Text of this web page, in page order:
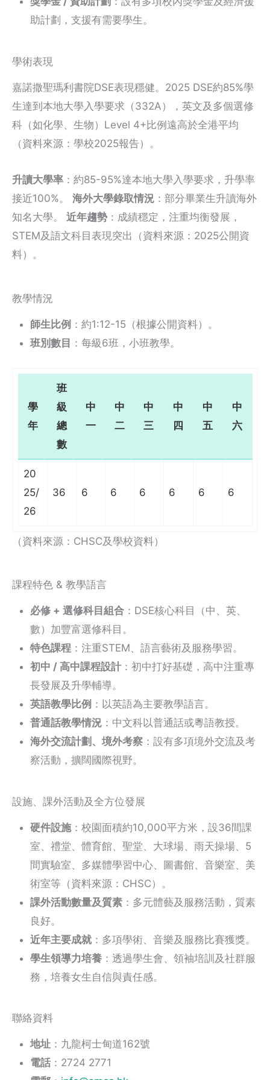
助計劃，支援有需要學生。
學術表現
嘉諾撒聖瑪利書院DSE表現穩健。2025 DSE約85%學
生達到本地大學入學要求（332A），英文及多個選修
科（如化學、生物）Level 4+比例遠高於全港平均
（資料來源：學校2025報告）。
升讀大學率 ：約85-95%達本地大學入學要求，升學率
接近100%。 海外大學錄取情況 ：部分畢業生升讀海外
知名大學。 近年趨勢 ：成績穩定，注重均衡發展，
STEM及語文科目表現突出（資料來源：2025公開資
料）。
教學情況
師生比例 ：約1:12-15（根據公開資料）。
班別數目 ：每級6班，小班教學。
學
年
班
級
總
數
中
一
中
二
中
三
中
四
中
五
中
六
20
25/
26
36 6 6 6 6 6 6
（資料來源：CHSC及學校資料）
課程特色 & 教學語言
必修 + 選修科目組合 ：DSE核心科目（中、英、
數）加豐富選修科目。
特色課程 ：注重STEM、語言藝術及服務學習。
初中 / 高中課程設計 ：初中打好基礎，高中注重專
長發展及升學輔導。
英語教學比例 ：以英語為主要教學語言。
普通話教學情況 ：中文科以普通話或粵語教授。
海外交流計劃、境外考察 ：設有多項境外交流及考
察活動，擴闊國際視野。
設施、課外活動及全方位發展
硬件設施：校園面積約10,000平方米，設36間課
室、禮堂、體育館、聖堂、大球場、雨天操場、5
間實驗室、多媒體學習中心、圖書館、音樂室、美
術室等（資料來源：CHSC）。
課外活動數量及質素 ：多元體藝及服務活動，質素
良好。
近年主要成就 ：多項學術、音樂及服務比賽獲獎。
學生領導力培養 ：透過學生會、領袖培訓及社群服
務，培養女生自信與責任感。
聯絡資料
地址 ：九龍柯士甸道162號
電話 ：2724 2771